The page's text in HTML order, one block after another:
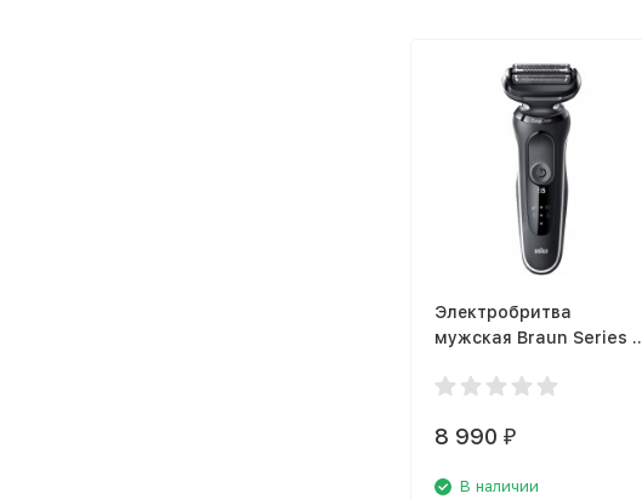
Электробритва
мужская Braun Series 5
8 990 ₽
В наличии